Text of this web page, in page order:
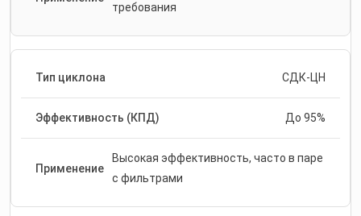
требования
СДК-ЦН
До 95%
Высокая эффективность, часто в паре
с фильтрами